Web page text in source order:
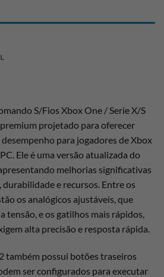
S/Fios Xbox One / Serie X/S
projetado para oferecer
para jogadores de Xbox
Ele é uma versão atualizada do
melhorias significativas
e recursos. Entre os
os analógicos ajustáveis, que
tensão, e os gatilhos mais rápidos,
alta precisão e resposta rápida.
também possui botões traseiros
ser configurados para executar